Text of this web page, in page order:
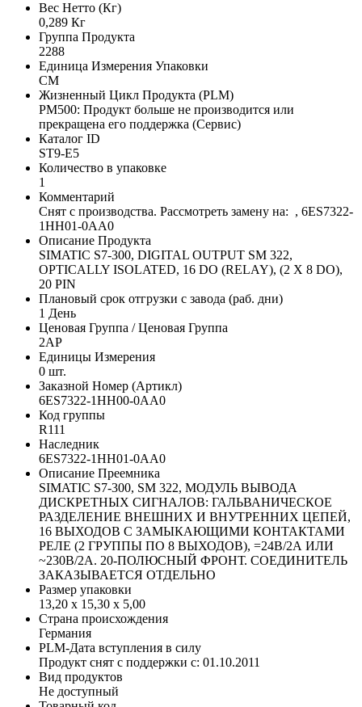
Вес Нетто (Кг)
0,289 Кг
Группа Продукта
2288
Единица Измерения Упаковки
CM
Жизненный Цикл Продукта (PLM)
PM500: Продукт больше не производится или
прекращена его поддержка (Сервис)
Каталог ID
ST9-E5
Количество в упаковке
1
Комментарий
Снят с производства. Рассмотреть замену на: , 6ES7322-
1HH01-0AA0
Описание Продукта
SIMATIC S7-300, DIGITAL OUTPUT SM 322,
OPTICALLY ISOLATED, 16 DO (RELAY), (2 X 8 DO),
20 PIN
Плановый срок отгрузки с завода (раб. дни)
1 День
Ценовая Группа / Ценовая Группа
2AP
Единицы Измерения
0 шт.
Заказной Номер (Артикл)
6ES7322-1HH00-0AA0
Код группы
R111
Наследник
6ES7322-1HH01-0AA0
Описание Преемника
SIMATIC S7-300, SM 322, МОДУЛЬ ВЫВОДА
ДИСКРЕТНЫХ СИГНАЛОВ: ГАЛЬВАНИЧЕСКОЕ
РАЗДЕЛЕНИЕ ВНЕШНИХ И ВНУТРЕННИХ ЦЕПЕЙ,
16 ВЫХОДОВ С ЗАМЫКАЮЩИМИ КОНТАКТАМИ
РЕЛЕ (2 ГРУППЫ ПО 8 ВЫХОДОВ), =24В/2А ИЛИ
~230В/2А. 20-ПОЛЮСНЫЙ ФРОНТ. СОЕДИНИТЕЛЬ
ЗАКАЗЫВАЕТСЯ ОТДЕЛЬНО
Размер упаковки
13,20 x 15,30 x 5,00
Страна происхождения
Германия
PLM-Дата вступления в силу
Продукт снят с поддержки с: 01.10.2011
Вид продуктов
Не доступный